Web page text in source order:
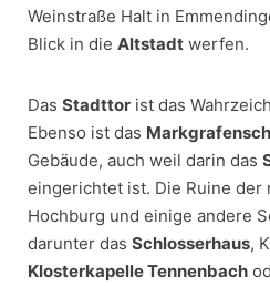
Weinstraße Halt in
Blick in die Altstadt werfen.
Das Stadttor ist das
Ebenso ist das
Gebäude, auch weil darin das
eingerichtet ist. Die Ruine der
Hochburg und einige andere
darunter das Schlosserhaus,
Klosterkapelle Tennenbach